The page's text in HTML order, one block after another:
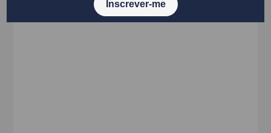
PARTILHAR NO LINKEDIN